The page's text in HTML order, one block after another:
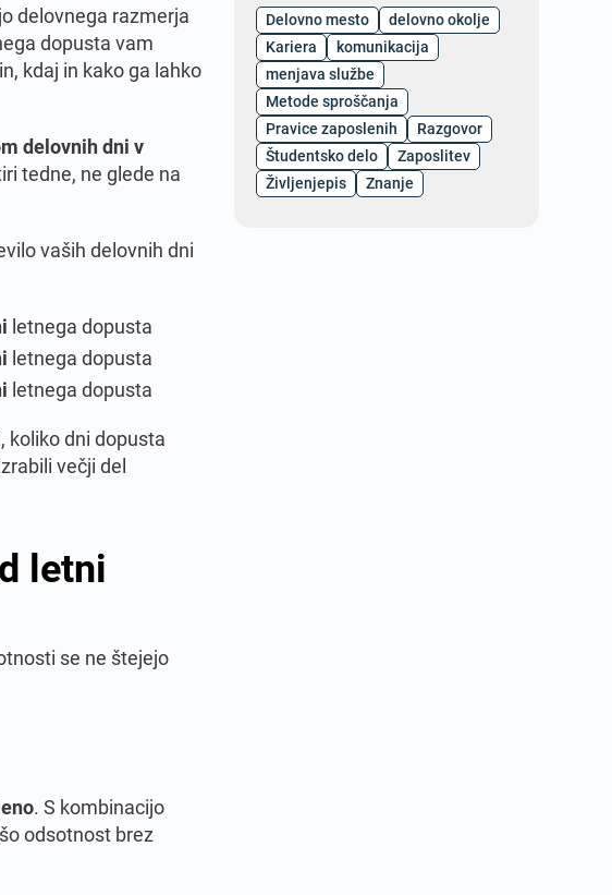
delovnega razmerja
dopusta vam
kdaj in kako ga lahko
delovnih dni v
tedne, ne glede na
vaših delovnih dni
letnega dopusta
letnega dopusta
letnega dopusta
koliko dni dopusta
večji del
letni
se ne štejejo
. S kombinacijo
odsotnost brez
Delovno mesto
delovno okolje
Kariera
komunikacija
menjava službe
Metode sproščanja
Pravice zaposlenih
Razgovor
Študentsko delo
Zaposlitev
Življenjepis
Znanje